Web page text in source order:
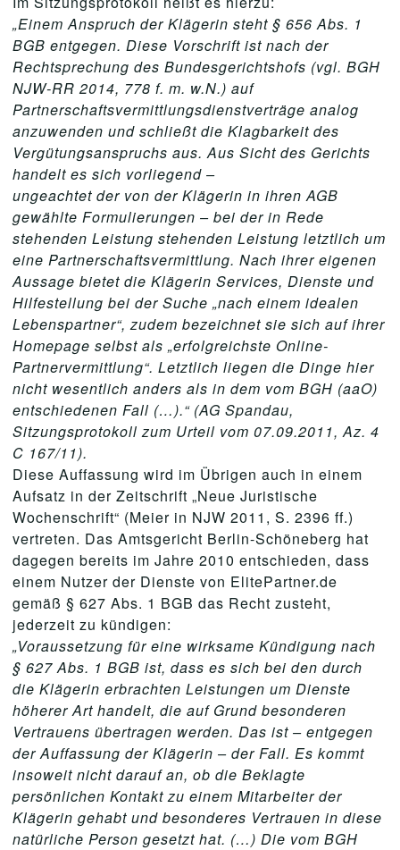
„Einem Anspruch der Klägerin steht § 656 Abs. 1
BGB entgegen. Diese Vorschrift ist nach der
Rechtsprechung des Bundesgerichtshofs (vgl. BGH
NJW-RR 2014, 778 f. m. w.N.) auf
Partnerschaftsvermittlungsdienstverträge analog
anzuwenden und schließt die Klagbarkeit des
Vergütungsanspruchs aus. Aus Sicht des Gerichts
handelt es sich vorliegend –
ungeachtet der von der Klägerin in ihren AGB
gewählte Formulierungen – bei der in Rede
stehenden Leistung stehenden Leistung letztlich um
eine Partnerschaftsvermittlung. Nach ihrer eigenen
Aussage bietet die Klägerin Services, Dienste und
Hilfestellung bei der Suche „nach einem idealen
Lebenspartner“, zudem bezeichnet sie sich auf ihrer
Homepage selbst als „erfolgreichste Online-
Partnervermittlung“. Letztlich liegen die Dinge hier
nicht wesentlich anders als in dem vom BGH (aaO)
entschiedenen Fall (…).“ (AG Spandau,
Sitzungsprotokoll zum Urteil vom 07.09.2011, Az. 4
C 167/11).
Diese Auffassung wird im Übrigen auch in einem
Aufsatz in der Zeitschrift „Neue Juristische
Wochenschrift“ (Meier in NJW 2011, S. 2396 ff.)
vertreten. Das Amtsgericht Berlin-Schöneberg hat
dagegen bereits im Jahre 2010 entschieden, dass
einem Nutzer der Dienste von ElitePartner.de
gemäß § 627 Abs. 1 BGB das Recht zusteht,
jederzeit zu kündigen:
„Voraussetzung für eine wirksame Kündigung nach
§ 627 Abs. 1 BGB ist, dass es sich bei den durch
die Klägerin erbrachten Leistungen um Dienste
höherer Art handelt, die auf Grund besonderen
Vertrauens übertragen werden. Das ist – entgegen
der Auffassung der Klägerin – der Fall. Es kommt
insoweit nicht darauf an, ob die Beklagte
persönlichen Kontakt zu einem Mitarbeiter der
Klägerin gehabt und besonderes Vertrauen in diese
natürliche Person gesetzt hat. (…) Die vom BGH